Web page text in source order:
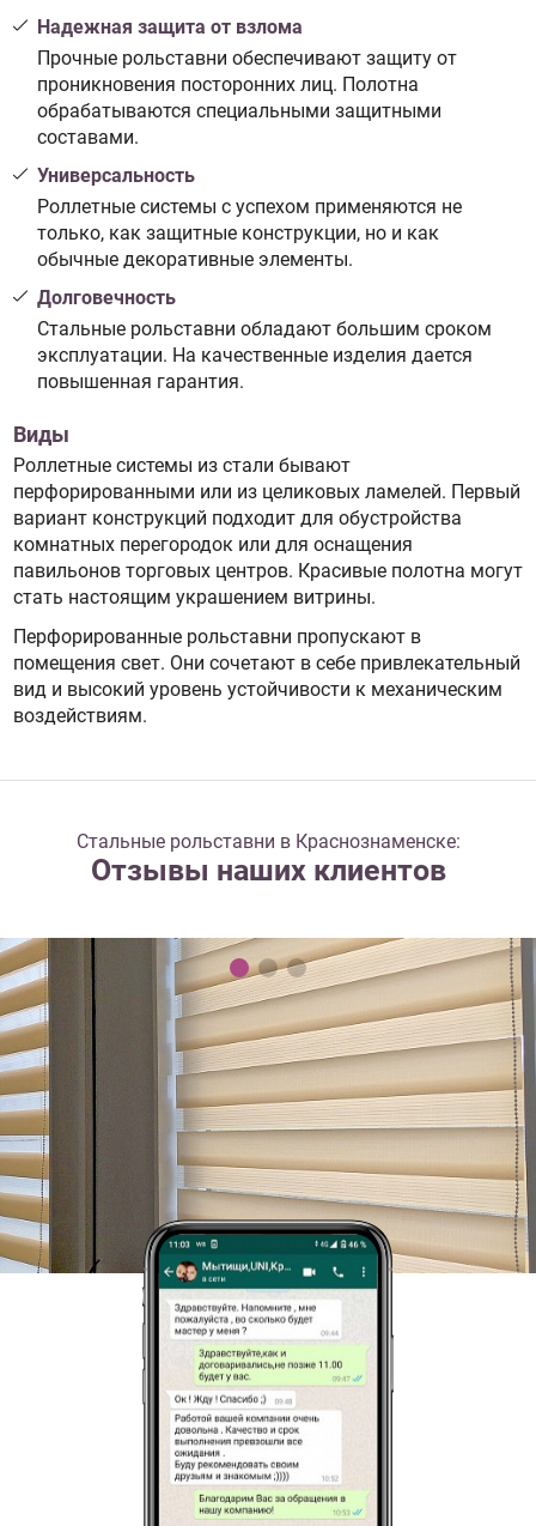
Надежная защита от взлома
Прочные рольставни обеспечивают защиту от
проникновения посторонних лиц. Полотна
обрабатываются специальными защитными
составами.
Универсальность
Роллетные системы с успехом применяются не
только, как защитные конструкции, но и как
обычные декоративные элементы.
Долговечность
Стальные рольставни обладают большим сроком
эксплуатации. На качественные изделия дается
повышенная гарантия.
Виды
Роллетные системы из стали бывают
перфорированными или из целиковых ламелей. Первый
вариант конструкций подходит для обустройства
комнатных перегородок или для оснащения
павильонов торговых центров. Красивые полотна могут
стать настоящим украшением витрины.
Перфорированные рольставни пропускают в
помещения свет. Они сочетают в себе привлекательный
вид и высокий уровень устойчивости к механическим
воздействиям.
Стальные рольставни в Краснознаменске:
Отзывы наших клиентов